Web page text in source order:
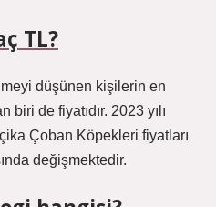
TL?
düşünen kişilerin en
de fiyatıdır. 2023 yılı
Çoban Köpekleri fiyatları
değişmektedir.